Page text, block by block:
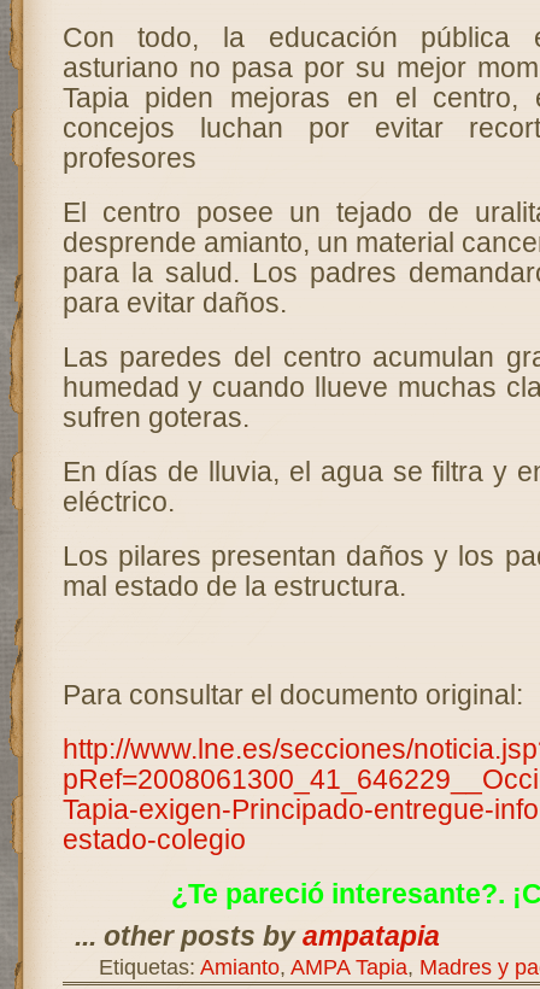
Con todo, la educación pública
asturiano no pasa por su mejor
Tapia piden mejoras en el centro,
concejos luchan por evitar
profesores
El centro posee un tejado de
desprende amianto, un material
para la salud. Los padres
para evitar daños.
Las paredes del centro acumulan
humedad y cuando llueve muchas
sufren goteras.
En días de lluvia, el agua se filtra y
eléctrico.
Los pilares presentan daños y los
mal estado de la estructura.
Para consultar el documento original:
http://www.lne.es/secciones/
Tapia-exigen-Principado-entregue-
estado-colegio
¿Te pareció interesante?.
... other posts byampatapia
Etiquetas: Amianto, AMPA Tapia, Madres y